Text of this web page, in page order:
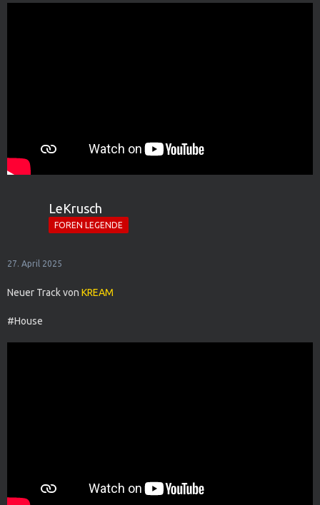
LeKrusch
FOREN LEGENDE
27. April 2025
Neuer Track von KREAM
#House